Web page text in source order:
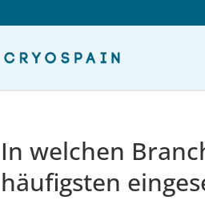
In welchen
häufigsten